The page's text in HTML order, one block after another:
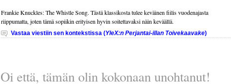
Frankie Knuckles: The Whistle Song. Tästä klassikosta tulee keväinen fiilis vuodenajasta
riippumatta, joten tämä sopiikin erityisen hyvin soitettavaksi näin keväällä.
Vastaa viestiin sen kontekstissa (YleX:n Perjantai-illan Toivekaavake)
Oi että, tämän olin kokonaan unohtanut!